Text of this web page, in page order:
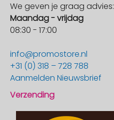
We geven je graag advies:
Maandag - vrijdag
08:30 - 17:00
info@promostore.nl
+31 (0) 318 – 728 788
Aanmelden Nieuwsbrief
Verzending